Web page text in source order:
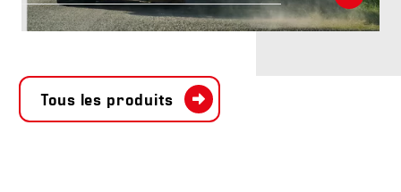
Tous les produits